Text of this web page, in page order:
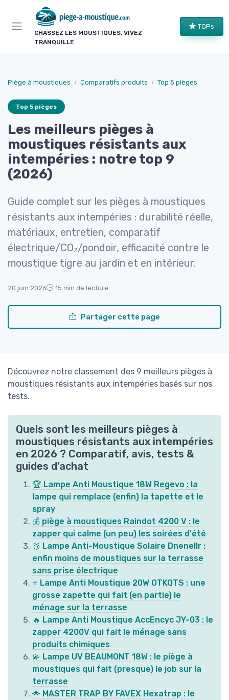
CHASSEZ LES MOUSTIQUES, VIVEZ
TRANQUILLE
TOPs
Piège à moustiques Comparatifs produits Top 5 pièges
Top 5 pièges
Les meilleurs pièges à
moustiques résistants aux
intempéries : notre top 9
(2026)
Guide complet sur les pièges à moustiques
résistants aux intempéries : durabilité réelle,
matériaux, entretien, comparatif
électrique/CO₂/pondoir, efficacité contre le
moustique tigre au jardin et en intérieur.
20 juin 2026 15 min de lecture
Partager cette page
Découvrez notre classement des 9 meilleurs pièges à
moustiques résistants aux intempéries basés sur nos
tests.
Quels sont les meilleurs pièges à
moustiques résistants aux intempéries
en 2026 ? Comparatif, avis, tests &
guides d'achat
🏆 Lampe Anti Moustique 18W Regevo : la
lampe qui remplace (enfin) la tapette et le
spray
💰 piège à moustiques Raindot 4200 V : le
zapper qui calme (un peu) les soirées d'été
🥉 Lampe Anti-Moustique Solaire Dnenellr :
enfin moins de moustiques sur la terrasse
sans prise électrique
⭐ Lampe Anti Moustique 20W OTKQTS : une
grosse zapette qui fait (en partie) le
ménage sur la terrasse
🔥 Lampe Anti Moustique AccEncyc JY-03 : le
zapper 4200V qui fait le ménage sans
produits chimiques
💫 Lampe UV BEAUMONT 18W : le piège à
moustiques qui fait (presque) le job sur la
terrasse
🌟 MASTER TRAP BY FAVEX Hexatrap : le
Panneau de gestion des cookies